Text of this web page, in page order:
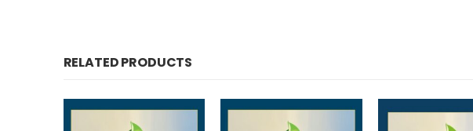
RELATED PRODUCTS